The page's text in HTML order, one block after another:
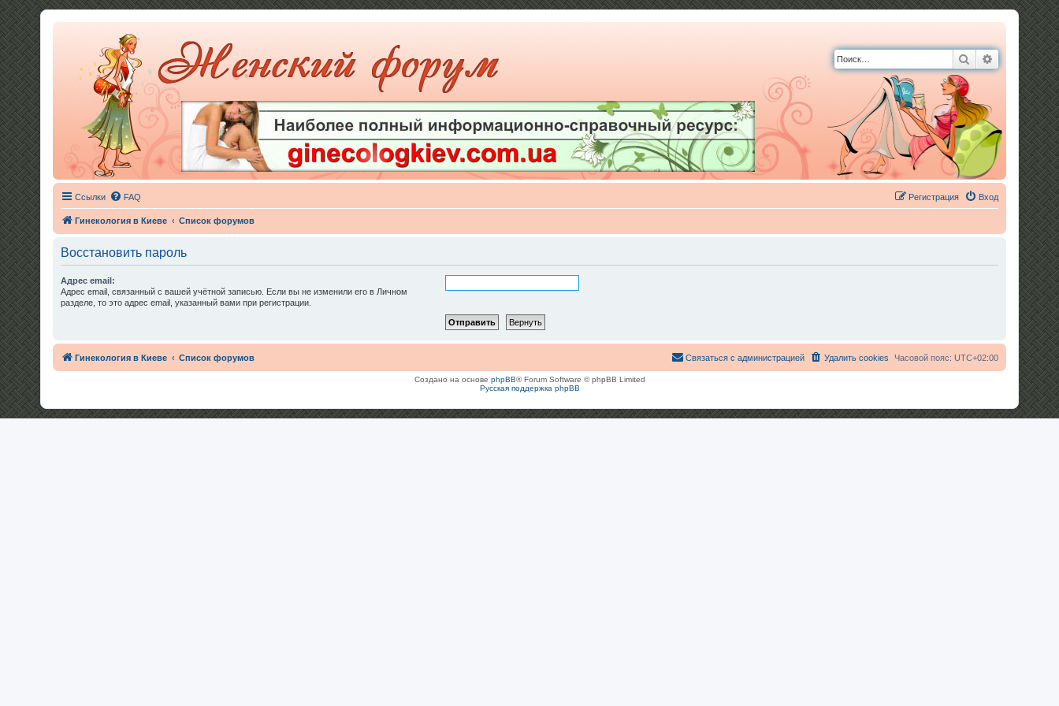
Поиск
Ссылки FAQ Вход
Регистрация
Гинекология в Киеве Список форумов
Восстановить пароль
Адрес email:
Адрес email, связанный с вашей учётной записью. Если вы не изменили его в Личном
разделе, то это адрес email, указанный вами при регистрации.
Гинекология в Киеве Список форумов Часовой пояс: UTC+02:00
Удалить cookies
Связаться с администрацией
Создано на основе phpBB® Forum Software © phpBB Limited
Русская поддержка phpBB